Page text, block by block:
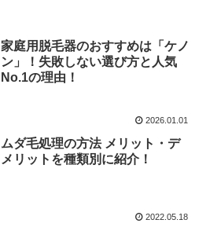
家庭用脱毛器のおすすめは「ケノ
ン」！失敗しない選び方と人気
No.1の理由！
2026.01.01
ムダ毛処理の方法 メリット・デ
メリットを種類別に紹介！
2022.05.18